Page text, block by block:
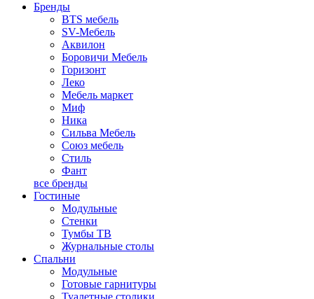
Бренды
BTS мебель
SV-Мебель
Аквилон
Боровичи Мебель
Горизонт
Леко
Мебель маркет
Миф
Ника
Сильва Мебель
Союз мебель
Стиль
Фант
все бренды
Гостиные
Модульные
Стенки
Тумбы ТВ
Журнальные столы
Спальни
Модульные
Готовые гарнитуры
Туалетные столики